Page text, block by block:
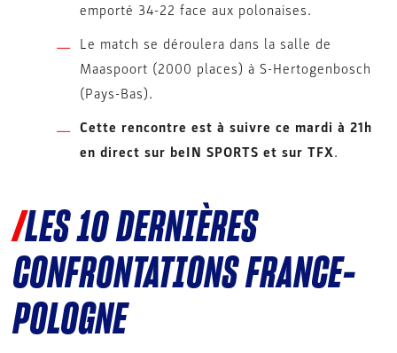
emporté 34-22 face aux polonaises.
Le match se déroulera dans la salle de
Maaspoort (2000 places) à S-Hertogenbosch
(Pays-Bas).
Cette rencontre est à suivre ce mardi à 21h
en direct sur beIN SPORTS et sur TFX.
LES 10 DERNIÈRES
CONFRONTATIONS FRANCE-
POLOGNE